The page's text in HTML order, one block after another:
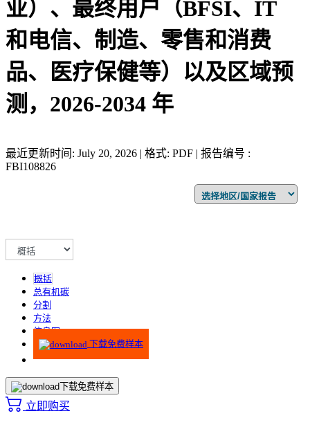
业）、最终用户（BFSI、IT
和电信、制造、零售和消费
品、医疗保健等）以及区域预
测，2026-2034 年
最近更新时间: July 20, 2026 | 格式: PDF | 报告编号 :
FBI108826
概括
总有机碳
分割
方法
信息图
下载免费样本
下载免费样本
立即购买